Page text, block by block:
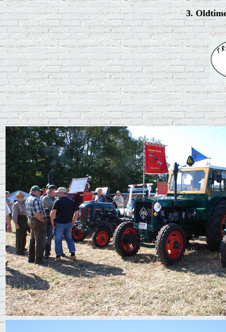
3.